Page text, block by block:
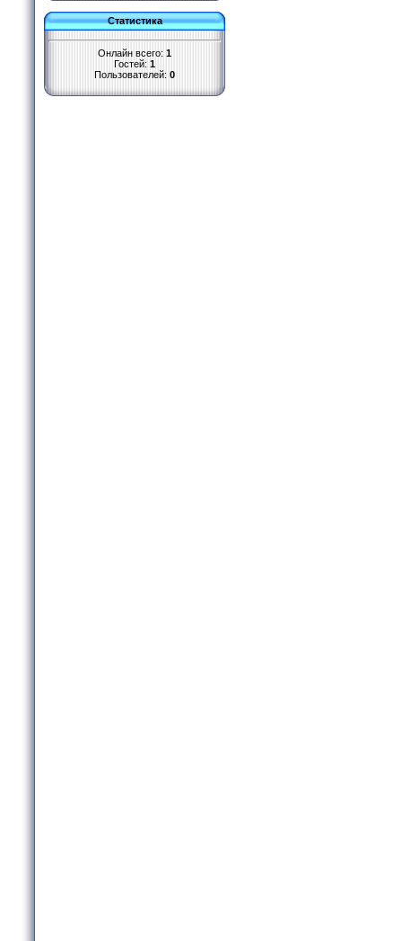
Статистика
Онлайн всего: 1
Гостей: 1
Пользователей: 0